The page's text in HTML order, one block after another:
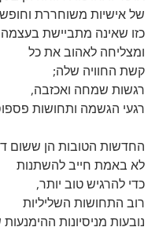
של אישיות משוחררת
כזו שאינה מתביישת בעצמה
ומצליחה לאהוב את כל
קשת החוויה שלה;
רגשות שמחה ואכזבה,
רגעי הגשמה ותחושות
החדשות הטובות הן ששום
לא באמת חייב להשתנות
כדי להרגיש טוב יותר,
רוב התחושות השליליות
נובעות מניסיונות ההימנעות